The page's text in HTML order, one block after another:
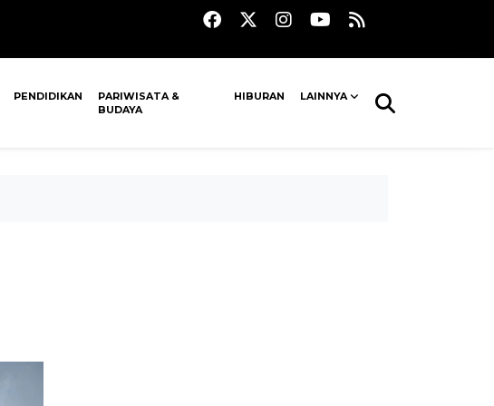
PENDIDIKAN
PARIWISATA &
BUDAYA
HIBURAN LAINNYA